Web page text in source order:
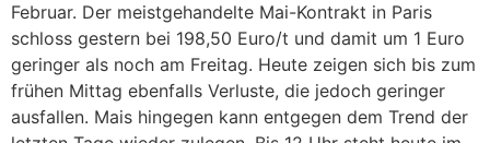
Februar. Der meist­ge­han­delte Mai-Kontrakt in Paris
schloss gestern bei 198,50 Euro/t und damit um 1 Euro
geringer als noch am Freitag. Heute zeigen sich bis zum
frühen Mittag eben­falls Verluste, die jedoch geringer
ausfallen. Mais hingegen kann entgegen dem Trend der